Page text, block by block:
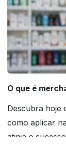
O que é
Descubra hoje
como aplicar
atinja o